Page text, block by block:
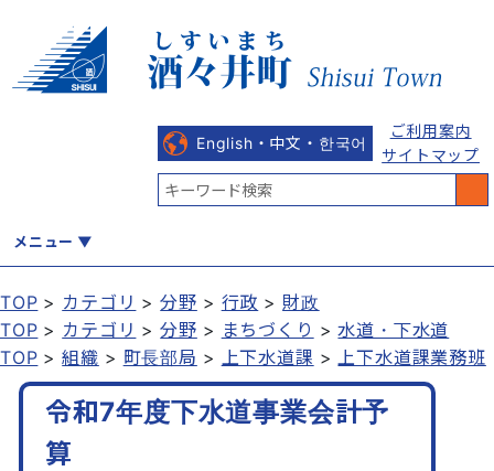
English・中文・한국어
ご利用案内
サイトマップ
メニュー
くらし 健康・福祉 教育・文化 観光・魅力 産業・しごと
行政
TOP カテゴリ 分野 行政
財政
TOP
カテゴリ 分野 まちづくり
水道・下水道
TOP
組織 町長部局 上下水道課 上下水道課業務班
令和7年度下水道事業会計予
算